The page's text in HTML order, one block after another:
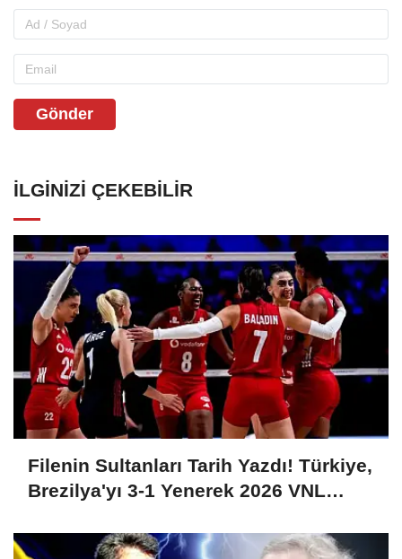
Gönder
İLGINIZI ÇEKEBILIR
Filenin Sultanları Tarih Yazdı! Türkiye,
Brezilya'yı 3-1 Yenerek 2026 VNL